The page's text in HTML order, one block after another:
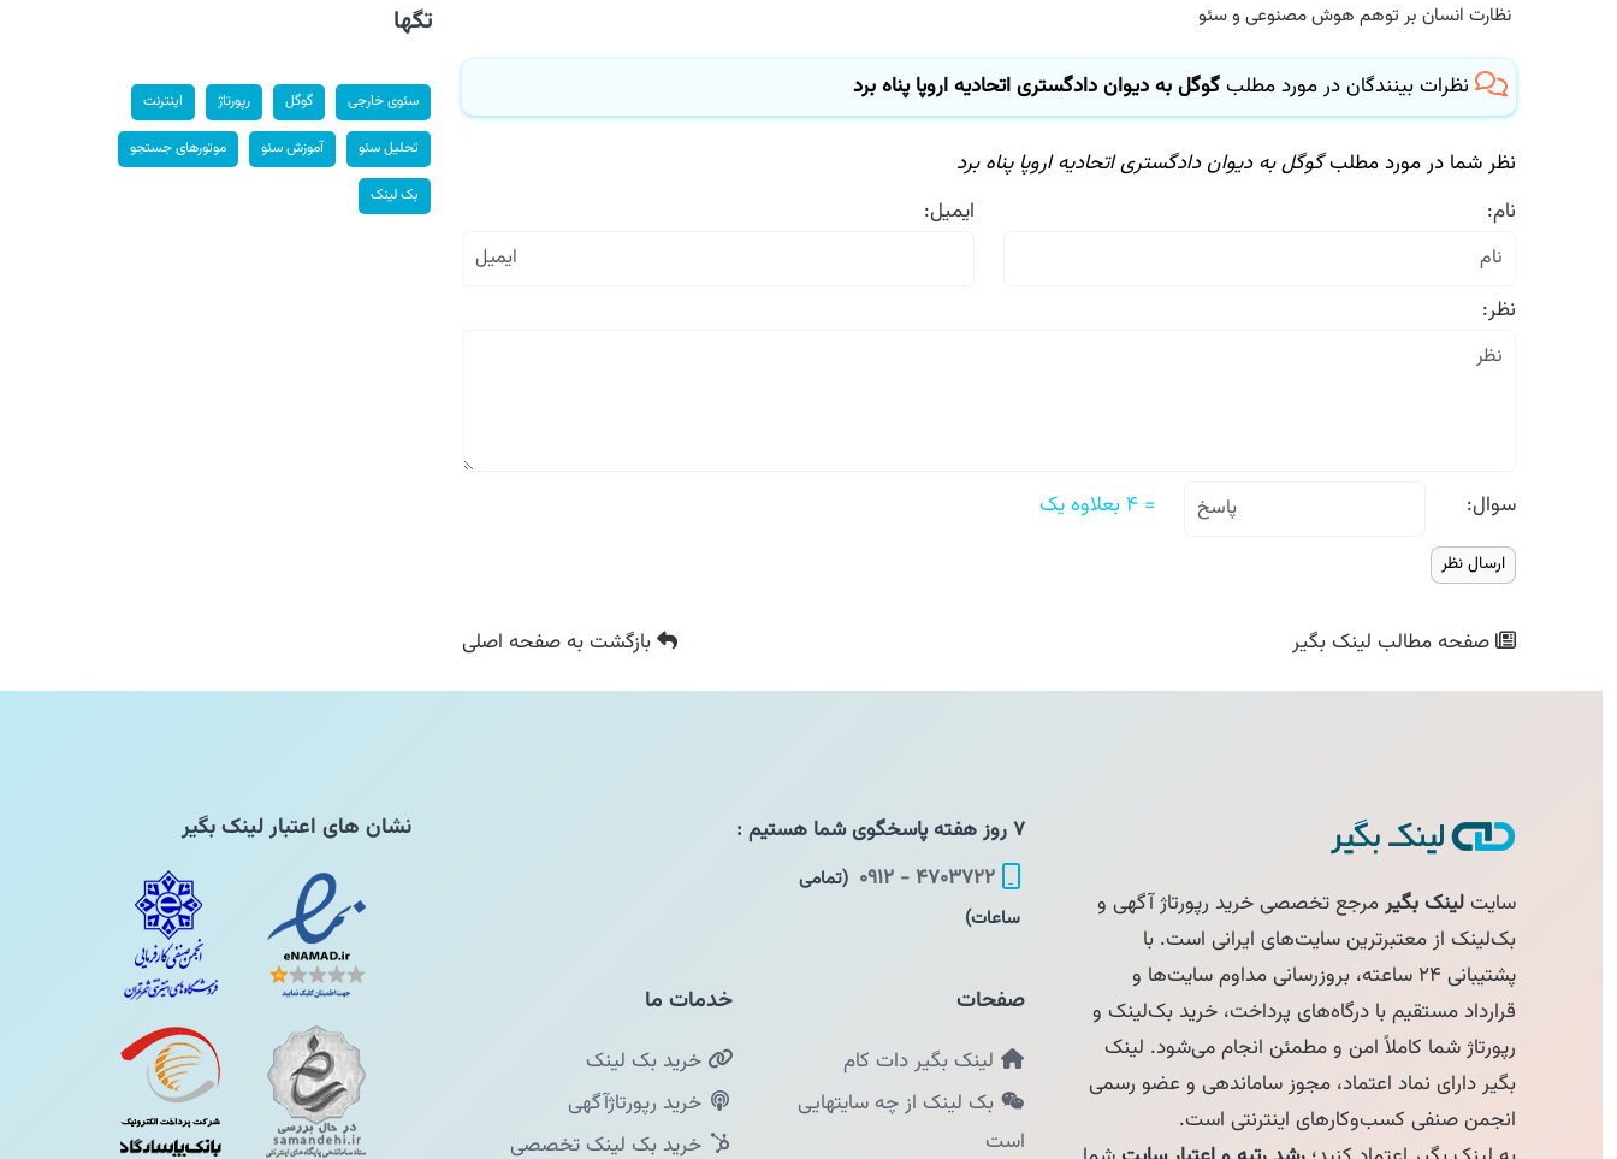
نظارت انسان بر توهم هوش مصنوعی و سئو
نظرات بینندگان در مورد مطلبگوگل به دیوان دادگستری اتحادیه اروپا پناه برد
نظر شما در مورد مطلبگوگل به دیوان دادگستری اتحادیه اروپا پناه برد
نام:
ایمیل:
نظر:
سوال: = ۴ بعلاوه یک
صفحه مطالبلینک بگیر بازگشتبه صفحه اصلی
تگها
سئوی خارجی گوگل رپورتاژ اینترنت
تحلیل سئو آموزش سئو موتورهای جستجو
بک لینک
سایتلینک بگیرمرجع تخصصی خرید رپورتاژ آگهی و
بک‌لینک از معتبرترین سایت‌های ایرانی است. با
پشتیبانی ۲۴ ساعته، بروزرسانی مداوم سایت‌ها و
قرارداد مستقیم با درگاه‌های پرداخت، خرید بک‌لینک و
رپورتاژ شما کاملاً امن و مطمئن انجام می‌شود. لینک
بگیر دارای نماد اعتماد، مجوز ساماندهی و عضو رسمی
انجمن صنفی کسب‌وکارهای اینترنتی است.
۴۷۰۳۷۲۲ - ۰۹۱۲
(تمامی
ساعات)
صفحات
لینک بگیر دات کام
بک لینک از چه سایتهایی
است
خدمات ما
خرید بک لینک
خرید رپورتاژآگهی
خرید بک لینک تخصصی
نشان های اعتبار لینک بگیر